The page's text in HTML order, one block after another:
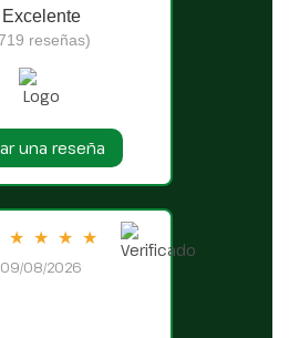
Excelente
reseñas)
una reseña
★ ★ ★ ★
09/08/2026